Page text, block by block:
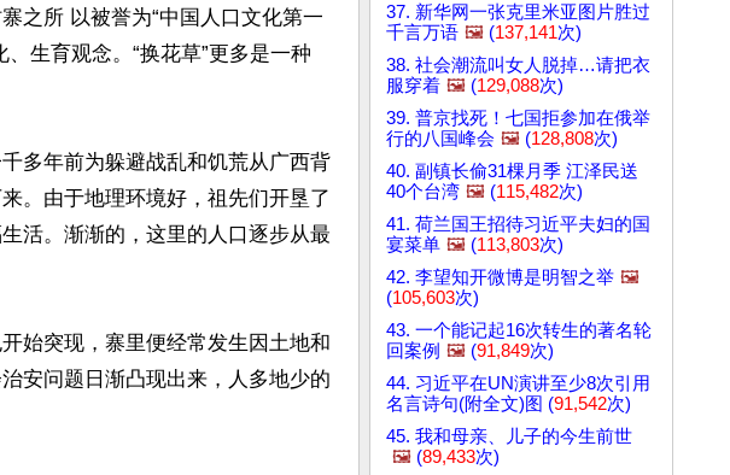
之所 以被誉为“中国人口文化第一
生育观念。“换花草”更多是一种
多年前为躲避战乱和饥荒从广西背
。由于地理环境好，祖先们开垦了
活。渐渐的，这里的人口逐步从最
始突现，寨里便经常发生因土地和
安问题日渐凸现出来，人多地少的
37. 新华网一张克里米亚图片胜过
千言万语 🖼️ (137,141次)
38. 社会潮流叫女人脱掉…请把衣
服穿着 🖼️ (129,088次)
39. 普京找死！七国拒参加在俄举
行的八国峰会 🖼️ (128,808次)
40. 副镇长偷31棵月季 江泽民送
40个台湾 🖼️ (115,482次)
41. 荷兰国王招待习近平夫妇的国
宴菜单 🖼️ (113,803次)
42. 李望知开微博是明智之举 🖼️
(105,603次)
43. 一个能记起16次转生的著名轮
回案例 🖼️ (91,849次)
44. 习近平在UN演讲至少8次引用
名言诗句(附全文)图 (91,542次)
45. 我和母亲、儿子的今生前世
🖼️ (89,433次)